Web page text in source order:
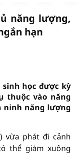
năng lượng,
hạn
học được kỳ
thuộc vào năng
ninh năng lượng
vừa phát đi cảnh
thể giảm xuống